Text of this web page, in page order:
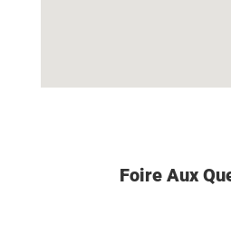
Foire Aux